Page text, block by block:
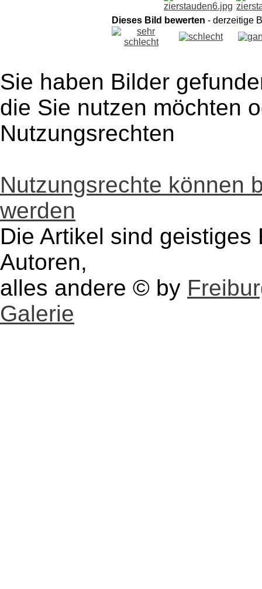
Dieses Bild bewerten - derzeitige
Sie haben Bilder
die Sie nutzen möchten
Nutzungsrechten
Nutzungsrechte können
werden
Die Artikel sind
Autoren,
alles andere © by
Galerie